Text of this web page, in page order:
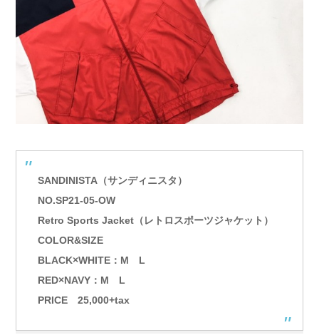
SANDINISTA（サンディニスタ）
NO.SP21-05-OW
Retro Sports Jacket（レトロスポーツジャケット）
COLOR&SIZE
BLACK×WHITE：M L
RED×NAVY：M L
PRICE 25,000+tax